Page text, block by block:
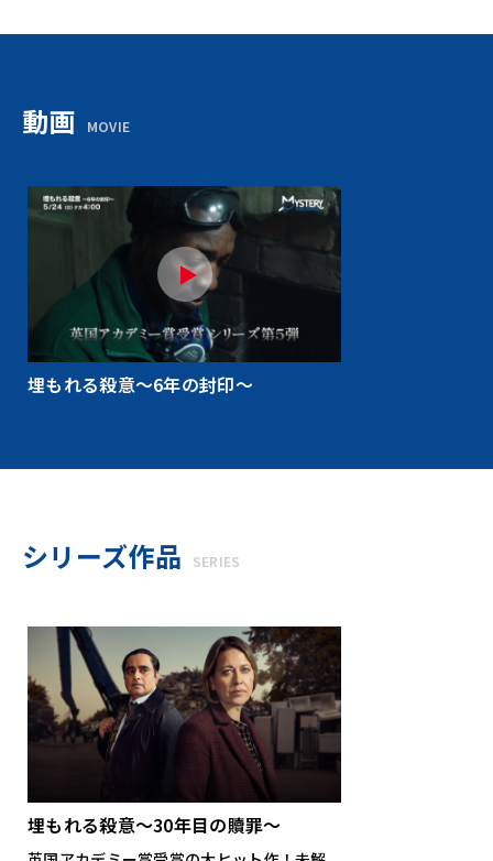
動画 MOVIE
埋もれる殺意～6年の封印～
シリーズ作品 SERIES
埋もれる殺意～30年目の贖罪～